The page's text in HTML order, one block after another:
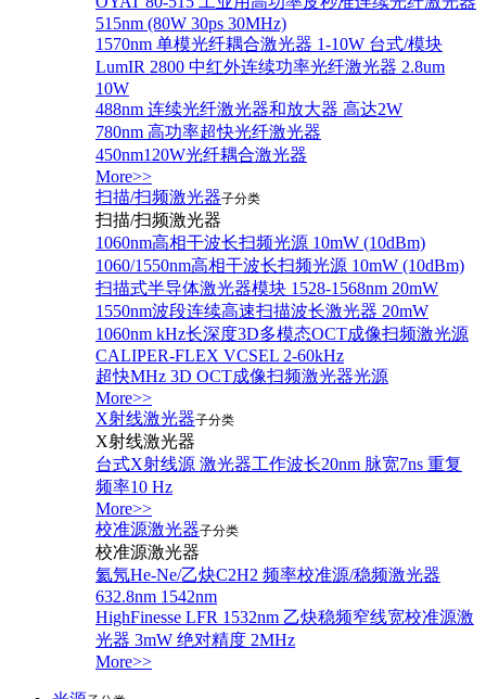
515nm (80W 30ps 30MHz)
1570nm 单模光纤耦合激光器 1-10W 台式/模块
LumIR 2800 中红外连续功率光纤激光器 2.8um
10W
488nm 连续光纤激光器和放大器 高达2W
780nm 高功率超快光纤激光器
450nm120W光纤耦合激光器
More>>
扫描/扫频激光器子分类
扫描/扫频激光器
1060nm高相干波长扫频光源 10mW (10dBm)
1060/1550nm高相干波长扫频光源 10mW (10dBm)
扫描式半导体激光器模块 1528-1568nm 20mW
1550nm波段连续高速扫描波长激光器 20mW
1060nm kHz长深度3D多模态OCT成像扫频激光源
CALIPER-FLEX VCSEL 2-60kHz
超快MHz 3D OCT成像扫频激光器光源
More>>
X射线激光器子分类
X射线激光器
台式X射线源 激光器工作波长20nm 脉宽7ns 重复
频率10 Hz
More>>
校准源激光器子分类
校准源激光器
氦氖He-Ne/乙炔C2H2 频率校准源/稳频激光器
632.8nm 1542nm
HighFinesse LFR 1532nm 乙炔稳频窄线宽校准源激
光器 3mW 绝对精度 2MHz
More>>